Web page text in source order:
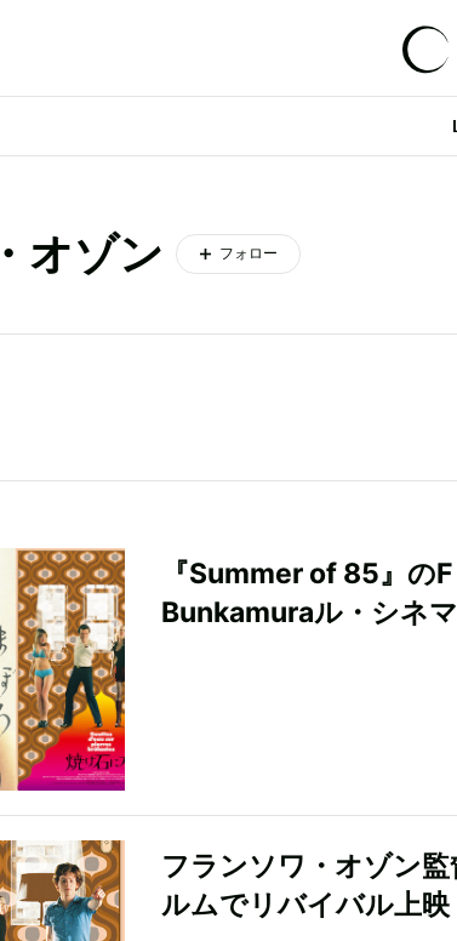
オゾン フォロー
『Summer of 85』の
Bunkamuraル・シネ
フランソワ・オゾン
ルムでリバイバル上映